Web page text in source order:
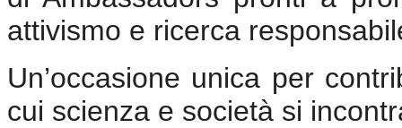
attivismo e ricerca
Un’occasione unica per
cui scienza e società si